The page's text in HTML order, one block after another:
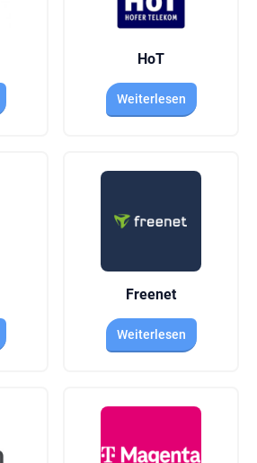
HoT
Weiterlesen
Freenet
Weiterlesen